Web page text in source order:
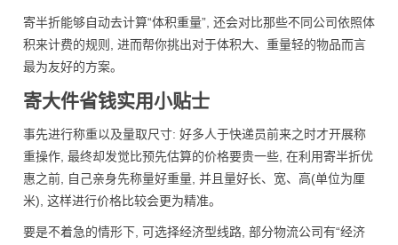
寄半折能够自动去计算“体积重量”, 还会对比那些不同公司依照体
积来计费的规则, 进而帮你挑出对于体积大、重量轻的物品而言
最为友好的方案。
寄大件省钱实用小贴士
事先进行称重以及量取尺寸: 好多人于快递员前来之时才开展称
重操作, 最终却发觉比预先估算的价格要贵一些, 在利用寄半折优
惠之前, 自己亲身先称量好重量, 并且量好长、宽、高(单位为厘
米), 这样进行价格比较会更为精准。
要是不着急的情形下, 可选择经济型线路, 部分物流公司有“经济